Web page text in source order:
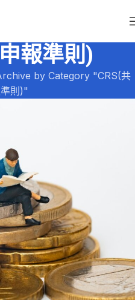
報準則)
by Category "CRS(共
則)"